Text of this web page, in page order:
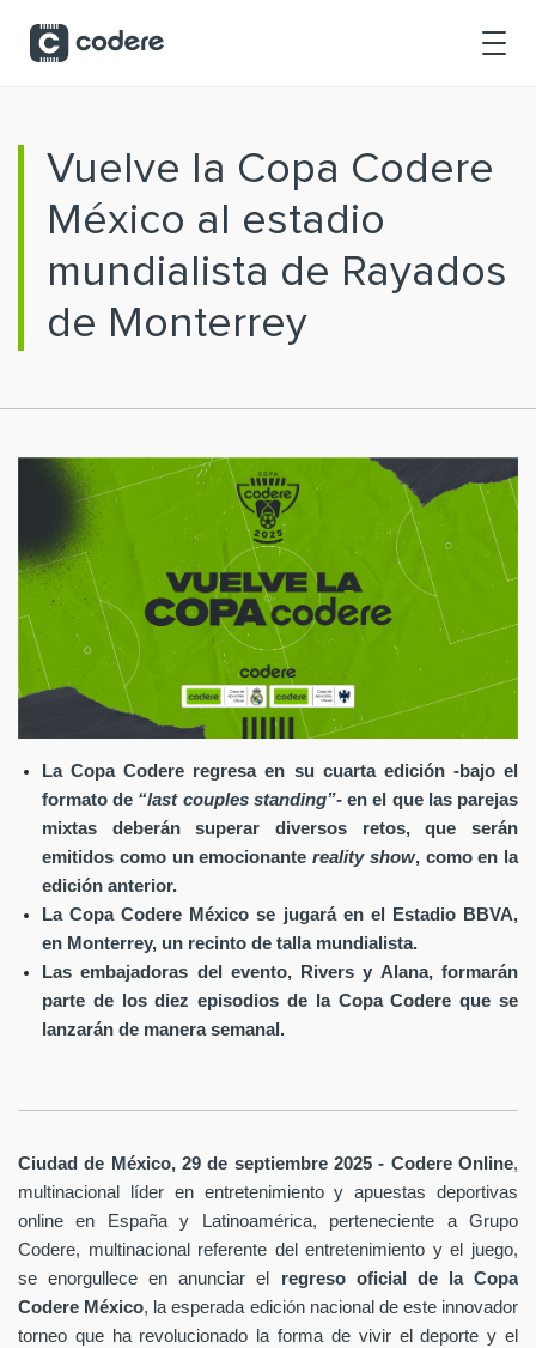
Vuelve la Copa Codere
México al estadio
mundialista de Rayados
de Monterrey
La Copa Codere regresa en su cuarta edición -bajo el
formato de “last couples standing”- en el que las parejas
mixtas deberán superar diversos retos, que serán
emitidos como un emocionante reality show, como en la
edición anterior.
La Copa Codere México se jugará en el Estadio BBVA,
en Monterrey, un recinto de talla mundialista.
Las embajadoras del evento, Rivers y Alana, formarán
parte de los diez episodios de la Copa Codere que se
lanzarán de manera semanal.
Ciudad de México, 29 de septiembre 2025 - Codere Online,
multinacional líder en entretenimiento y apuestas deportivas
online en España y Latinoamérica, perteneciente a Grupo
Codere, multinacional referente del entretenimiento y el juego,
se enorgullece en anunciar el regreso oficial de la Copa
Codere México, la esperada edición nacional de este innovador
torneo que ha revolucionado la forma de vivir el deporte y el